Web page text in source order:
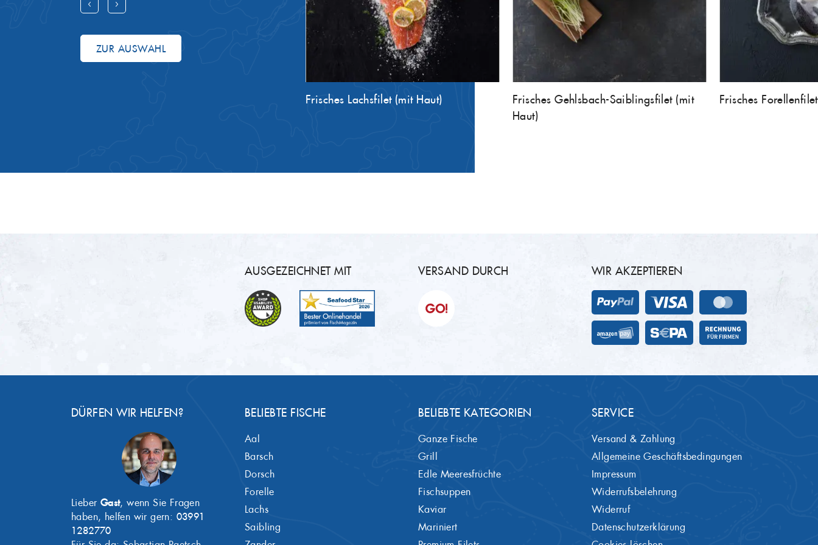
ZUR AUSWAHL
Frisches Lachsfilet (mit Haut)
Frisches Gehlsbach-Saiblingsfilet (mit
Haut)
Frisches
AUSGEZEICHNET MIT VERSAND DURCH WIR AKZEPTIEREN
DÜRFEN WIR HELFEN?
Lieber Gast, wenn Sie Fragen
haben, helfen wir gern: 03991
1282770
BELIEBTE FISCHE
Aal
Barsch
Dorsch
Forelle
Lachs
Saibling
BELIEBTE KATEGORIEN
Ganze Fische
Grill
Edle Meeresfrüchte
Fischsuppen
Kaviar
Mariniert
SERVICE
Versand & Zahlung
Allgemeine Geschäftsbedingungen
Impressum
Widerrufsbelehrung
Widerruf
Datenschutzerklärung